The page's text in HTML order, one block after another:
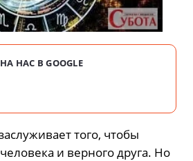
НАС В GOOGLE
того, чтобы
и верного друга. Но